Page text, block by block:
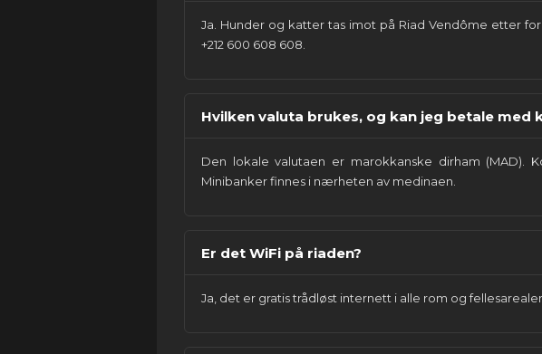
Ja. Hunder og katter tas imot på Riad Vendôme etter
+212 600 608 608.
Hvilken valuta brukes, og kan jeg betale med
Den lokale valutaen er marokkanske dirham
Minibanker finnes i nærheten av medinaen.
Er det WiFi på riaden?
Ja, det er gratis trådløst internett i alle rom og fellesarealer.